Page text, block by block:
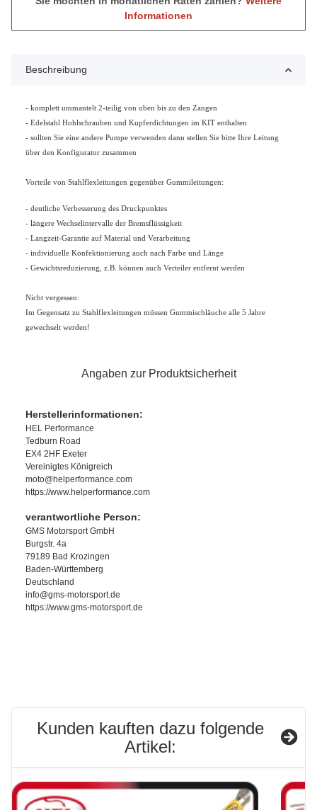
Informationen
Beschreibung
- komplett ummantelt 2-teilig von oben bis zu den Zangen
- Edelstahl Hohlschrauben und Kupferdichtungen im KIT enthalten
- sollten Sie eine andere Pumpe verwenden dann stellen Sie bitte Ihre Leitung
über den Konfigurator zusammen
Vorteile von Stahlflexleitungen gegenüber Gummileitungen:
- deutliche Verbesserung des Druckpunktes
- längere Wechselintervalle der Bremsflüssigkeit
- Langzeit-Garantie auf Material und Verarbeitung
- individuelle Konfektionierung auch nach Farbe und Länge
- Gewichtsreduzierung, z.B. können auch Verteiler entfernt werden
Nicht vergessen:
Im Gegensatz zu Stahlflexleitungen müssen Gummischläuche alle 5 Jahre
gewechselt werden!
Angaben zur Produktsicherheit
Herstellerinformationen:
HEL Performance
Tedburn Road
EX4 2HF Exeter
Vereinigtes Königreich
moto@helperformance.com
https://www.helperformance.com
verantwortliche Person:
GMS Motorsport GmbH
Burgstr. 4a
79189 Bad Krozingen
Baden-Württemberg
Deutschland
info@gms-motorsport.de
https://www.gms-motorsport.de
Kunden kauften dazu folgende
Artikel: